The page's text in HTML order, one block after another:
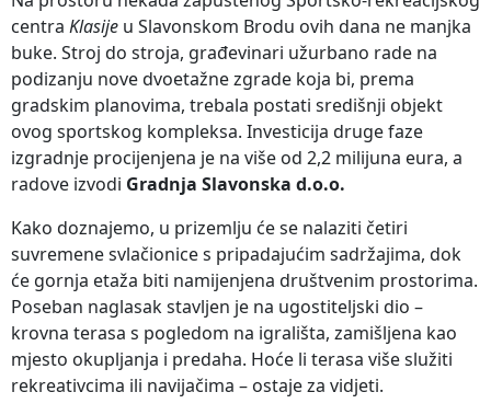
centra Klasije u Slavonskom Brodu ovih dana ne manjka
buke. Stroj do stroja, građevinari užurbano rade na
podizanju nove dvoetažne zgrade koja bi, prema
gradskim planovima, trebala postati središnji objekt
ovog sportskog kompleksa. Investicija druge faze
izgradnje procijenjena je na više od 2,2 milijuna eura, a
radove izvodi Gradnja Slavonska d.o.o.
Kako doznajemo, u prizemlju će se nalaziti četiri
suvremene svlačionice s pripadajućim sadržajima, dok
će gornja etaža biti namijenjena društvenim prostorima.
Poseban naglasak stavljen je na ugostiteljski dio –
krovna terasa s pogledom na igrališta, zamišljena kao
mjesto okupljanja i predaha. Hoće li terasa više služiti
rekreativcima ili navijačima – ostaje za vidjeti.